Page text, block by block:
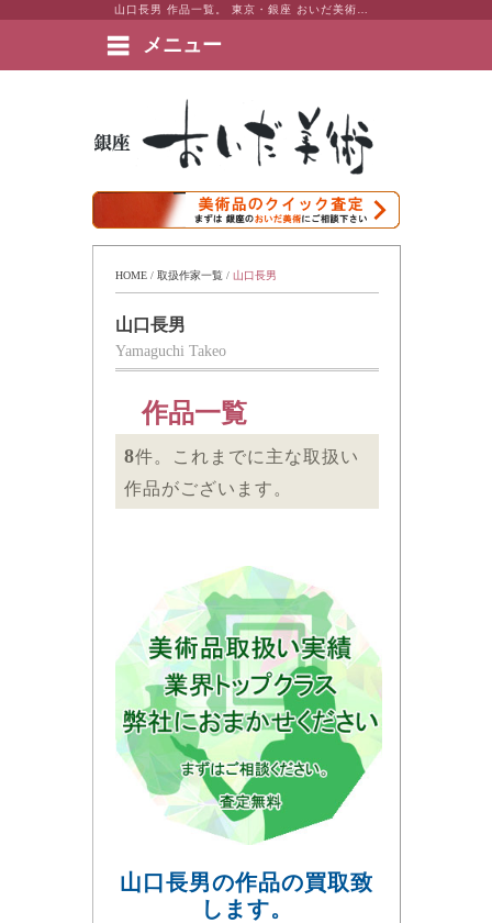
メニュー
絵画など美術品の販売と買取 | 東京・銀座 おいだ美術
HOME / 取扱作家一覧 / 山口長男
山口長男
Yamaguchi Takeo
作品一覧
8件。これまでに主な取扱い
作品がございます。
山口長男の作品の買取致
します。